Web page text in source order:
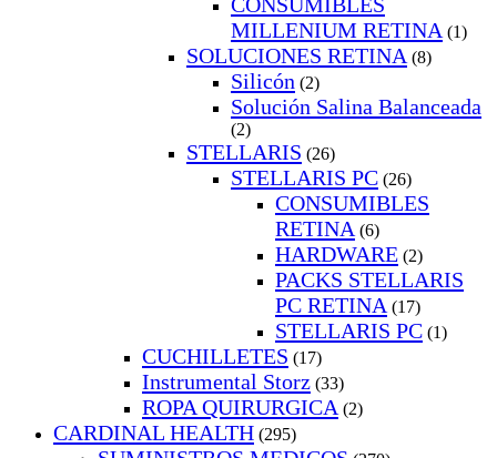
MILLENIUM RETINA (1)
SOLUCIONES RETINA (8)
Silicón (2)
Solución Salina Balanceada
(2)
STELLARIS (26)
STELLARIS PC (26)
CONSUMIBLES
RETINA (6)
HARDWARE (2)
PACKS STELLARIS
PC RETINA (17)
STELLARIS PC (1)
CUCHILLETES (17)
Instrumental Storz (33)
ROPA QUIRURGICA (2)
CARDINAL HEALTH (295)